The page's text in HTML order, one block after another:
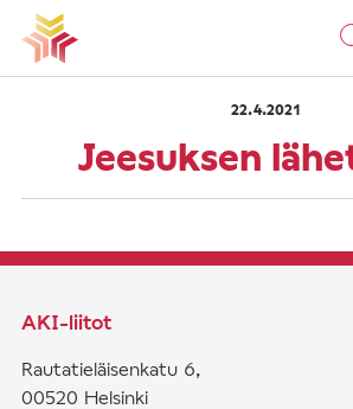
Vieritä
sisältöön
Etusivu
22.4.2021
Jeesuksen
AKI-liitot
Rautatieläisenkatu 6,
00520 Helsinki